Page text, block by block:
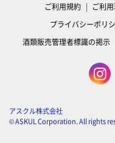
ご利用規約 ご利
プライバシーポリ
酒類販売管理者標識の掲示
アスクル株式会社
© ASKUL Corporation. All rights